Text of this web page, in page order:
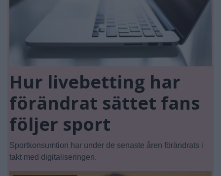
Hur livebetting har
förändrat sättet fans
följer sport
Sportkonsumtion har under de senaste åren förändrats i
takt med digitaliseringen.